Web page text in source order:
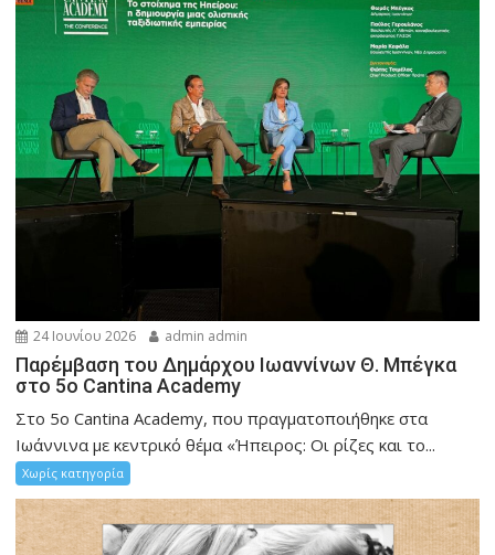
24 Ιουνίου 2026 admin admin
Παρέμβαση του Δημάρχου Ιωαννίνων Θ. Μπέγκα
στο 5ο Cantina Academy
Στο 5ο Cantina Academy, που πραγματοποιήθηκε στα
Ιωάννινα με κεντρικό θέμα «Ήπειρος: Οι ρίζες και το...
Χωρίς κατηγορία